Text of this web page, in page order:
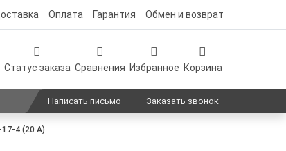
Оплата Гарантия Обмен и возврат
Статус заказа Сравнения Избранное Корзина
Написать письмо Заказать звонок
4 (20 А)